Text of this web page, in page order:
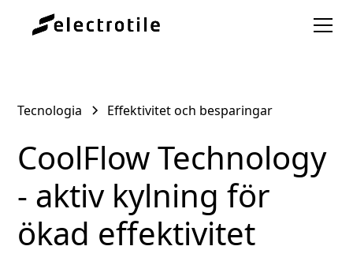
Tecnologia Effektivitet och besparingar
CoolFlow Technology
- aktiv kylning för
ökad effektivitet